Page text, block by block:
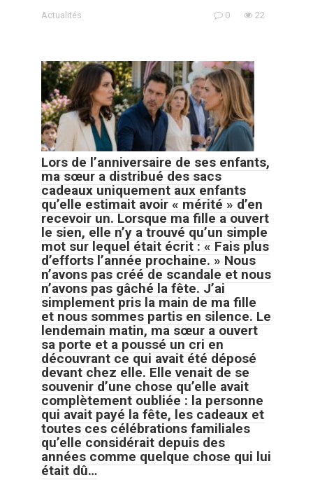
Actualités 0 22
Lors de l’anniversaire de ses enfants,
ma sœur a distribué des sacs
cadeaux uniquement aux enfants
qu’elle estimait avoir « mérité » d’en
recevoir un. Lorsque ma fille a ouvert
le sien, elle n’y a trouvé qu’un simple
mot sur lequel était écrit : « Fais plus
d’efforts l’année prochaine. » Nous
n’avons pas créé de scandale et nous
n’avons pas gâché la fête. J’ai
simplement pris la main de ma fille
et nous sommes partis en silence. Le
lendemain matin, ma sœur a ouvert
sa porte et a poussé un cri en
découvrant ce qui avait été déposé
devant chez elle. Elle venait de se
souvenir d’une chose qu’elle avait
complètement oubliée : la personne
qui avait payé la fête, les cadeaux et
toutes ces célébrations familiales
qu’elle considérait depuis des
années comme quelque chose qui lui
était dû…